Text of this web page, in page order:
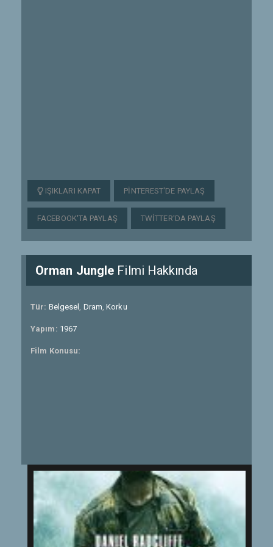
IŞIKLARI KAPAT PINTEREST'DE PAYLAŞ
FACEBOOK'TA PAYLAŞ TWITTER'DA PAYLAŞ
Orman Jungle Filmi Hakkında
Tür: Belgesel , Dram,Korku
Yapım: 1967
Film Konusu: